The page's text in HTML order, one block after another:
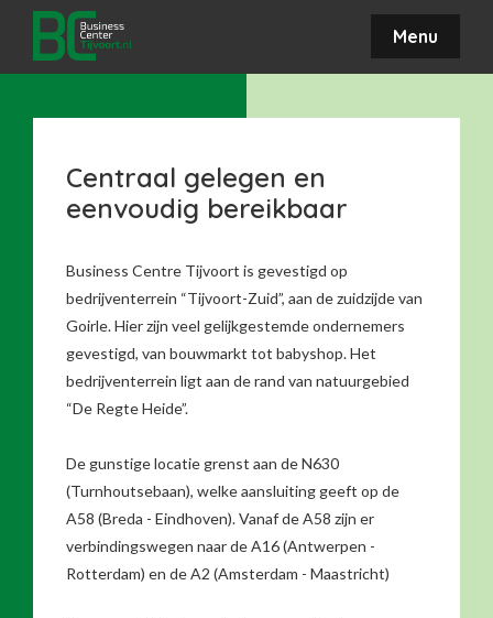
Menu
Centraal gelegen en
eenvoudig bereikbaar
Business Centre Tijvoort is gevestigd op
bedrijventerrein “Tijvoort-Zuid”, aan de zuidzijde van
Goirle. Hier zijn veel gelijkgestemde ondernemers
gevestigd, van bouwmarkt tot babyshop. Het
bedrijventerrein ligt aan de rand van natuurgebied
“De Regte Heide”.
De gunstige locatie grenst aan de N630
(Turnhoutsebaan), welke aansluiting geeft op de
A58 (Breda - Eindhoven). Vanaf de A58 zijn er
verbindingswegen naar de A16 (Antwerpen -
Rotterdam) en de A2 (Amsterdam - Maastricht)